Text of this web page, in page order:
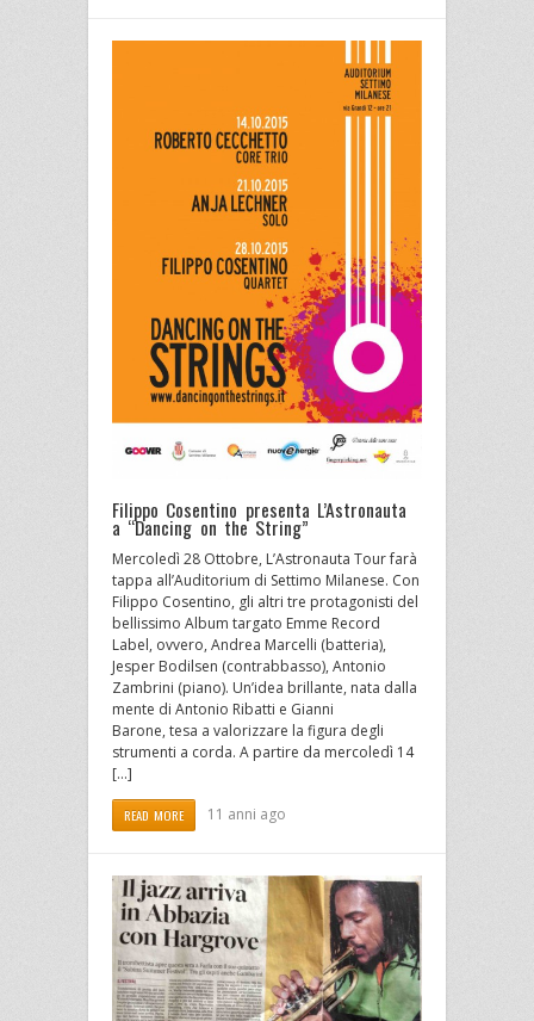
Filippo Cosentino presenta L’Astronauta
a “Dancing on the String”
Mercoledì 28 Ottobre, L’Astronauta Tour farà
tappa all’Auditorium di Settimo Milanese. Con
Filippo Cosentino, gli altri tre protagonisti del
bellissimo Album targato Emme Record
Label, ovvero, Andrea Marcelli (batteria),
Jesper Bodilsen (contrabbasso), Antonio
Zambrini (piano). Un’idea brillante, nata dalla
mente di Antonio Ribatti e Gianni
Barone, tesa a valorizzare la figura degli
strumenti a corda. A partire da mercoledì 14
[…]
READ MORE 11 anni ago